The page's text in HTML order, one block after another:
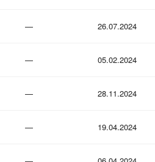
— 26.07.2024
— 05.02.2024
— 28.11.2024
— 19.04.2024